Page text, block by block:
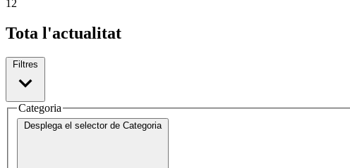
1 2
Tota l'actualitat
Filtres
Categoria
Desplega el selector de Categoria